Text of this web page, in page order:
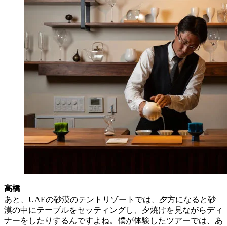
高橋
あと、UAEの砂漠のテントリゾートでは、夕方になると砂
漠の中にテーブルをセッティングし、夕焼けを見ながらディ
ナーをしたりするんですよね。僕が体験したツアーでは、あ